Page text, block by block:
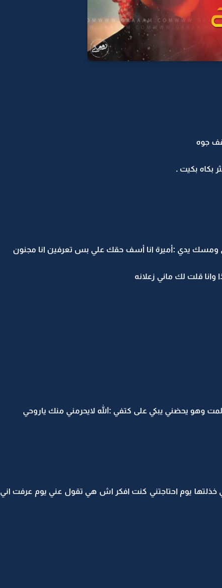
جوه
بكاه بكيت .
ومسك يدي :أميرة انا أسف حقك علي بس تعرفين انا مجنون
قلت لك ماني زعلانه
يحضني يبكي على كتفي :الله لايحرمني منك ياروحي
خذلتها يوم احتاجتني كنت افكر اش هي تقول عني يوم عرفت اني